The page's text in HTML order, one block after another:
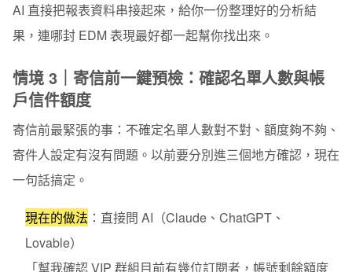
AI 直接把報表資料串接起來，給你一份整理好的分析結
果，連哪封 EDM 表現最好都一起幫你找出來。
情境 3｜寄信前一鍵預檢：確認名單人數與帳
戶信件額度
寄信前最緊張的事：不確定名單人數對不對、額度夠不夠、
寄件人設定有沒有問題。以前要分別進三個地方確認，現在
一句話搞定。
現在的做法 ： 直接問 AI（Claude、ChatGPT、
Lovable）
「幫我確認 VIP 群組目前有幾位訂閱者，帳號剩餘額度